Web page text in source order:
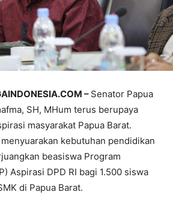
– Senator Papua
SH, MHum terus berupaya
masyarakat Papua Barat.
kebutuhan pendidikan
beasiswa Program
Aspirasi DPD RI bagi 1.500 siswa
di Papua Barat.